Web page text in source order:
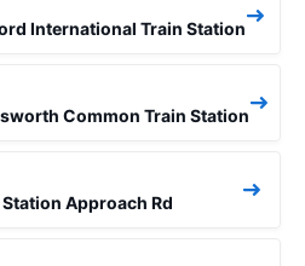
International Train Station
Common Train Station
Approach Rd